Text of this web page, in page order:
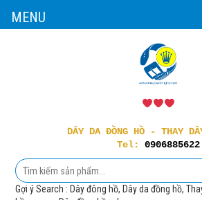
DÂY DA ĐỒNG HỒ - THAY
Tel: 0906885622
Gợi ý Search : Dây đông hồ, Dây da đồng hồ,
MENU